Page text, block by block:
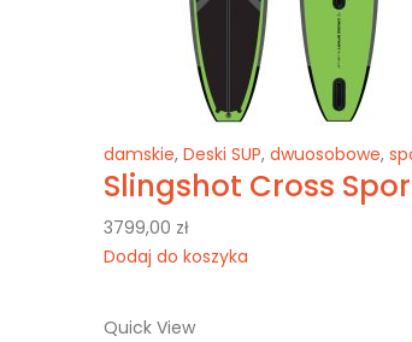
damskie, Deski SUP, dwuosobowe,
Slingshot Cross
3799,00 zł
Dodaj do koszyka
Quick View